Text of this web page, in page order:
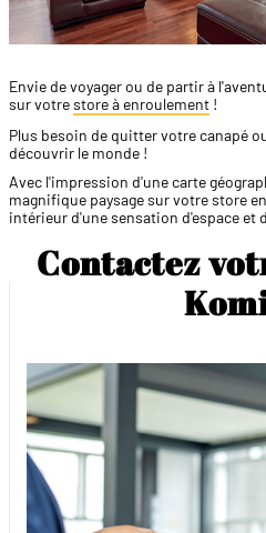
Envie de voyager ou de partir à
sur votrestore à enroulement!
Plus besoin de quitter votre canapé
découvrir le monde !
Avec l'impression d'une carte
magnifique paysage sur votre store
intérieur d'une sensation d'espace et
Contactez